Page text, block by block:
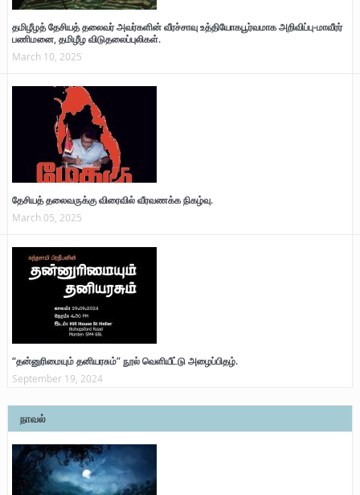
தமிழீழத் தேசியத் தலைவர் அவர்களின் வீரச்சாவு உத்தியோகபூர்வமாக அறிவிப்பு-மாவீரர்
பணிமனை, தமிழீழ விடுதலைப்புலிகள்.
March 10, 2025
தேசியத் தலைவருக்கு விரைவில் வீரவணக்க நிகழ்வு.
March 05, 2025
“தன்னுரிமையும் தனியரசும்” நூல் வெளியீட்டு அழைப்பிதழ்.
September 19, 2024
நாவல்